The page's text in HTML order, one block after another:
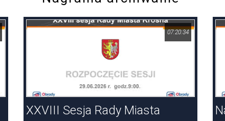
07:20:34
XXVIII Sesja Rady Miasta